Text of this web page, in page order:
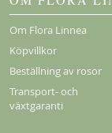
Om Flora Linnea
Köpvillkor
Beställning av rosor
Transport- och
växtgaranti